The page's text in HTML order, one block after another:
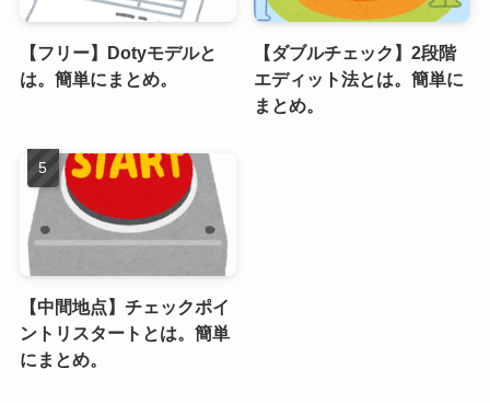
【フリー】Dotyモデルと
は。簡単にまとめ。
【ダブルチェック】2段階
エディット法とは。簡単に
まとめ。
【中間地点】チェックポイ
ントリスタートとは。簡単
にまとめ。